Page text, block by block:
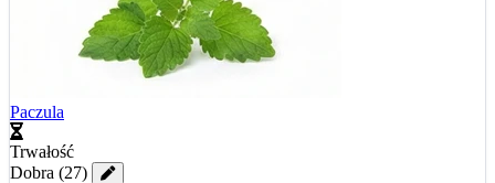
Paczula
Trwałość
Dobra (27)